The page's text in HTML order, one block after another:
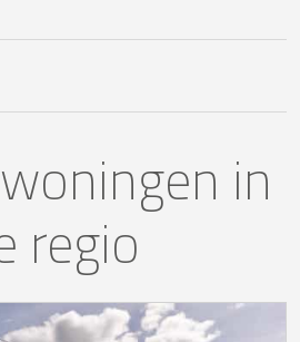
in
regio